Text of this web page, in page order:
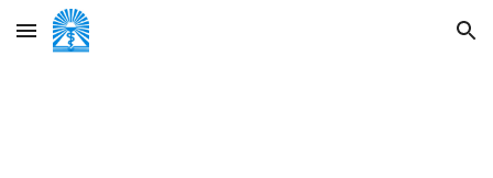
Skip to main content Skip to navigation